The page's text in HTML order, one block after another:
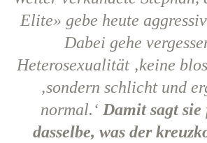
Elite» gebe heute
Dabei gehe
Heterosexualität ‚keine
‚sondern schlicht und
normal.‘ Damit sagt sie
dasselbe, was der